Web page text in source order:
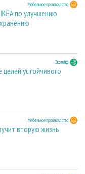
Мебельное производство
по улучшению
Эколайф
целей устойчивого
Мебельное производство
вторую жизнь